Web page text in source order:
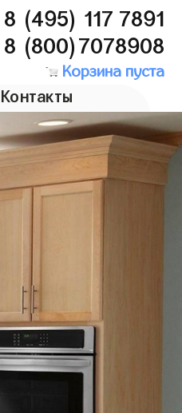
8 (495) 117 7891
8 (800)7078908
Корзина пуста
Контакты